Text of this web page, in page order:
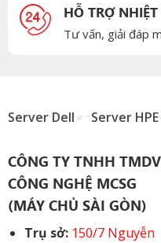
HỖ TRỢ
Tư vấn, giải đáp
Server Dell Server HPE
CÔNG TY TNHH TMDV
CÔNG NGHỆ MCSG
(MÁY CHỦ SÀI GÒN)
Trụ sở: 150/7 Nguyễn